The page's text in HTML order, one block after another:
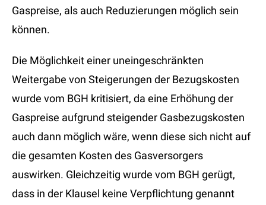
Gaspreise, als auch Reduzierungen möglich sein
können.
Die Möglichkeit einer uneingeschränkten
Weitergabe von Steigerungen der Bezugskosten
wurde vom BGH kritisiert, da eine Erhöhung der
Gaspreise aufgrund steigender Gasbezugskosten
auch dann möglich wäre, wenn diese sich nicht auf
die gesamten Kosten des Gasversorgers
auswirken. Gleichzeitig wurde vom BGH gerügt,
dass in der Klausel keine Verpflichtung genannt